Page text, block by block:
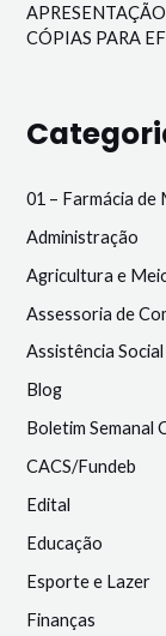
CÓPIAS PARA
01 – Farmácia de
Administração
Agricultura e
Assessoria de
Assistência Social
Blog
Boletim Semanal
CACS/Fundeb
Edital
Educação
Esporte e Lazer
Finanças